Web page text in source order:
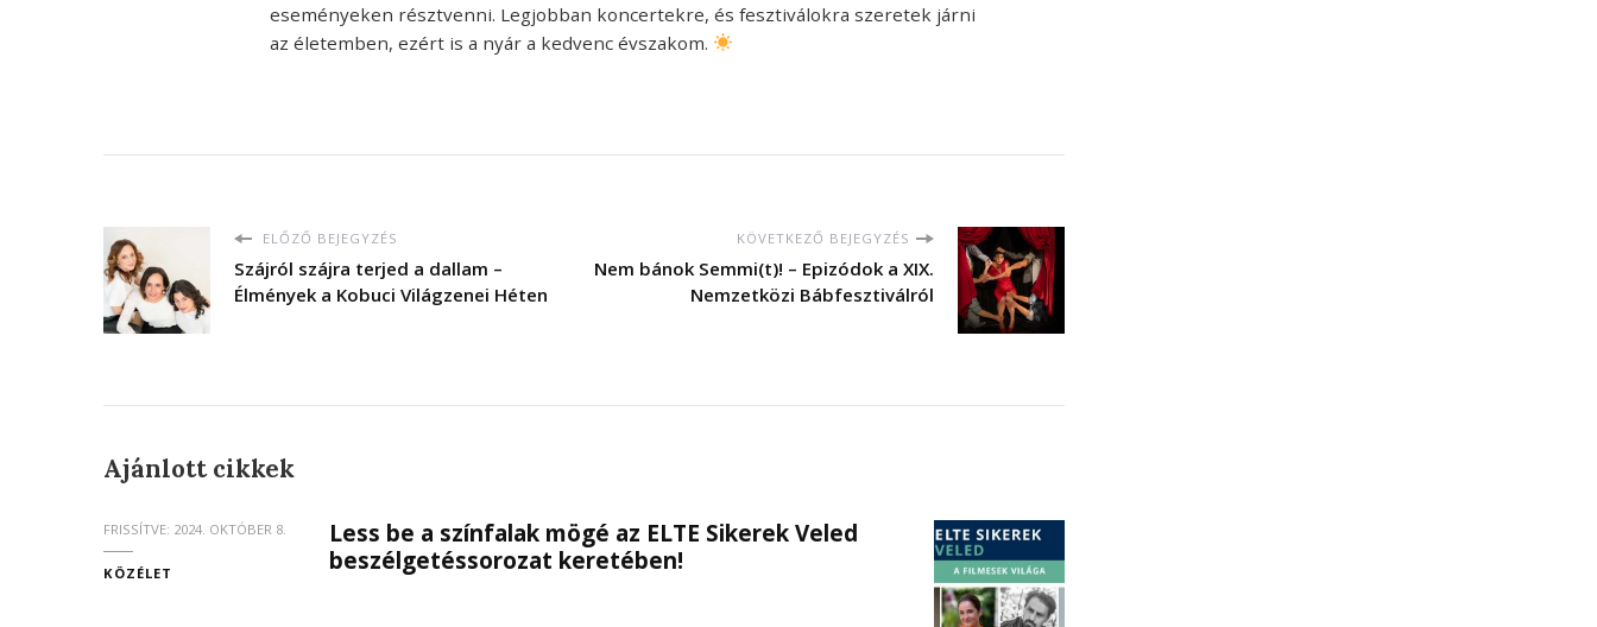
eseményeken résztvenni. Legjobban koncertekre, és fesztiválokra szeretek járni
az életemben, ezért is a nyár a kedvenc évszakom.
ELŐZŐ BEJEGYZÉS
Szájról szájra terjed a dallam –
Élmények a Kobuci Világzenei Héten
KÖVETKEZŐ BEJEGYZÉS
Nem bánok Semmi(t)! – Epizódok a XIX.
Nemzetközi Bábfesztiválról
Ajánlott cikkek
FRISSÍTVE: 2024. OKTÓBER 8.
KÖZÉLET
Less be a színfalak mögé az ELTE Sikerek Veled
beszélgetéssorozat keretében!